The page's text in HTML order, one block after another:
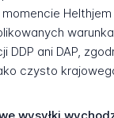
Helthjem
DDP ani DAP,
czysto